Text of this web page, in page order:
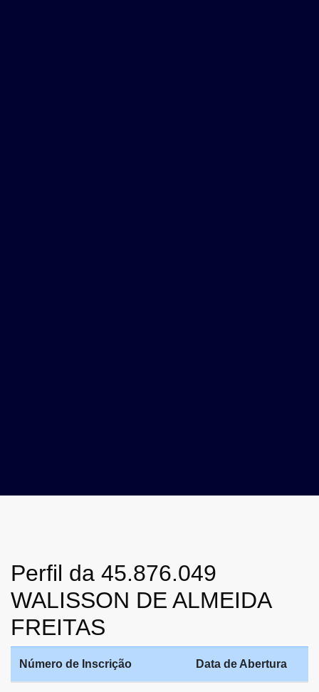
Perfil da 45.876.049
WALISSON DE ALMEIDA
FREITAS
Número de Inscrição Data de Abertura